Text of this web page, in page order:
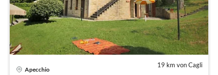
19 km von Cagli
Apecchio